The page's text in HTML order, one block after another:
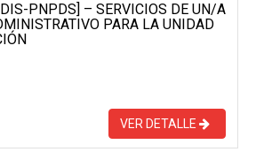
PNPDS] – SERVICIOS DE UN/A
PARA LA UNIDAD
VER DETALLE